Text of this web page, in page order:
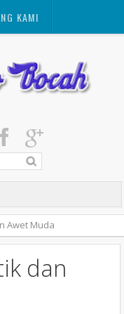
KAMI
Awet Muda
dan